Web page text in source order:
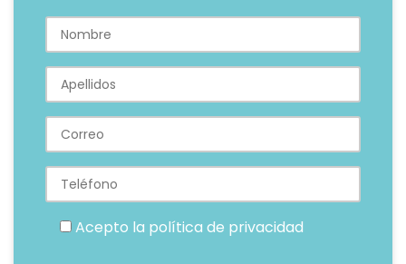
Acepto la política de privacidad